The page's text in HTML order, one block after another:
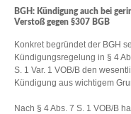
BGH: Kündigung auch bei
Verstoß gegen §307 BGB
Konkret begründet der BGH
Kündigungsregelung in § 4
S. 1 Var. 1 VOB/B den
Kündigung aus wichtigem
Nach § 4 Abs. 7 S. 1 VOB/B